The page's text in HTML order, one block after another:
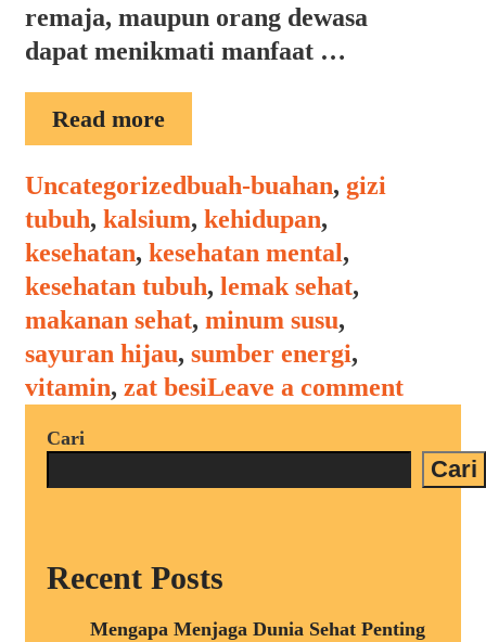
remaja, maupun orang dewasa
dapat menikmati manfaat …
Read moreMANFAAT
MINUM
SUSU
Categories
UncategorizedTags
buah-buahan, gizi
tubuh, kalsium, kehidupan,
kesehatan, kesehatan mental,
kesehatan tubuh, lemak sehat,
makanan sehat, minum susu,
sayuran hijau, sumber energi,
vitamin, zat besiLeave a comment
Cari
Cari
Recent Posts
Mengapa Menjaga Dunia Sehat Penting